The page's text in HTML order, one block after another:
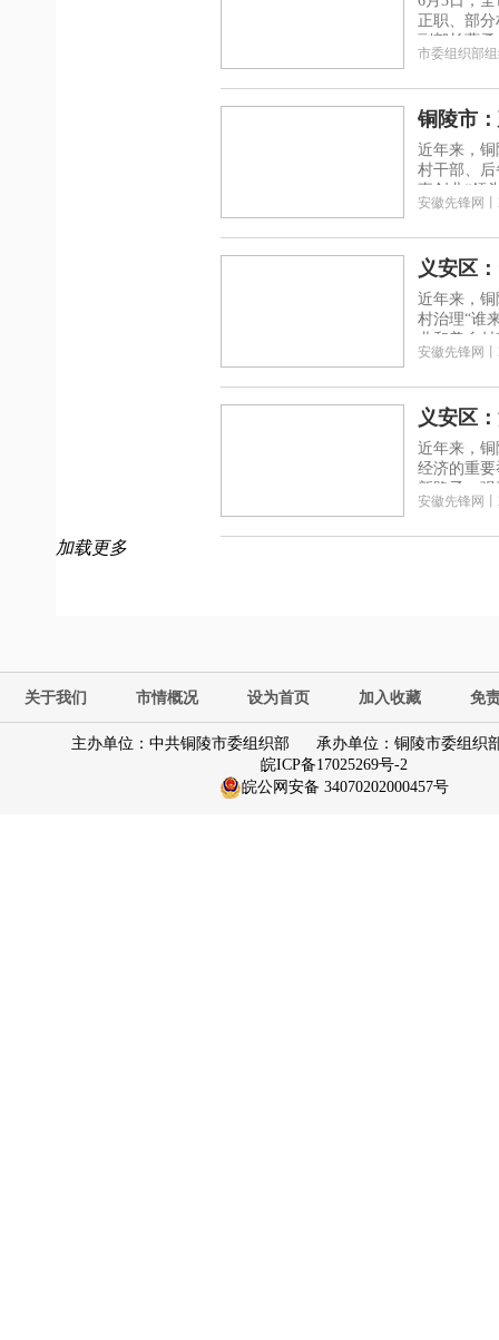
正职、部
副部长曹
市委组织部
铜陵市
近年来，
村干部、
事创业“领
安徽先锋网
义安区
近年来，
村治理“谁
业和美乡
安徽先锋网
义安区
近年来，
经济的重
新路子。
安徽先锋网
加载更多
关于我们 市情概况 设为首页 加入收藏 免
主办单位：中共铜陵市委组织部
承办单位：铜陵市委组织
皖ICP备17025269号-2
皖公网安备 34070202000457号